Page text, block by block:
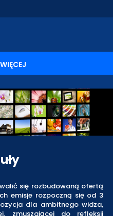
się rozbudowaną ofertą
emisje rozpoczną się od 3
dla ambitnego widza,
zmuszającej do refleksji